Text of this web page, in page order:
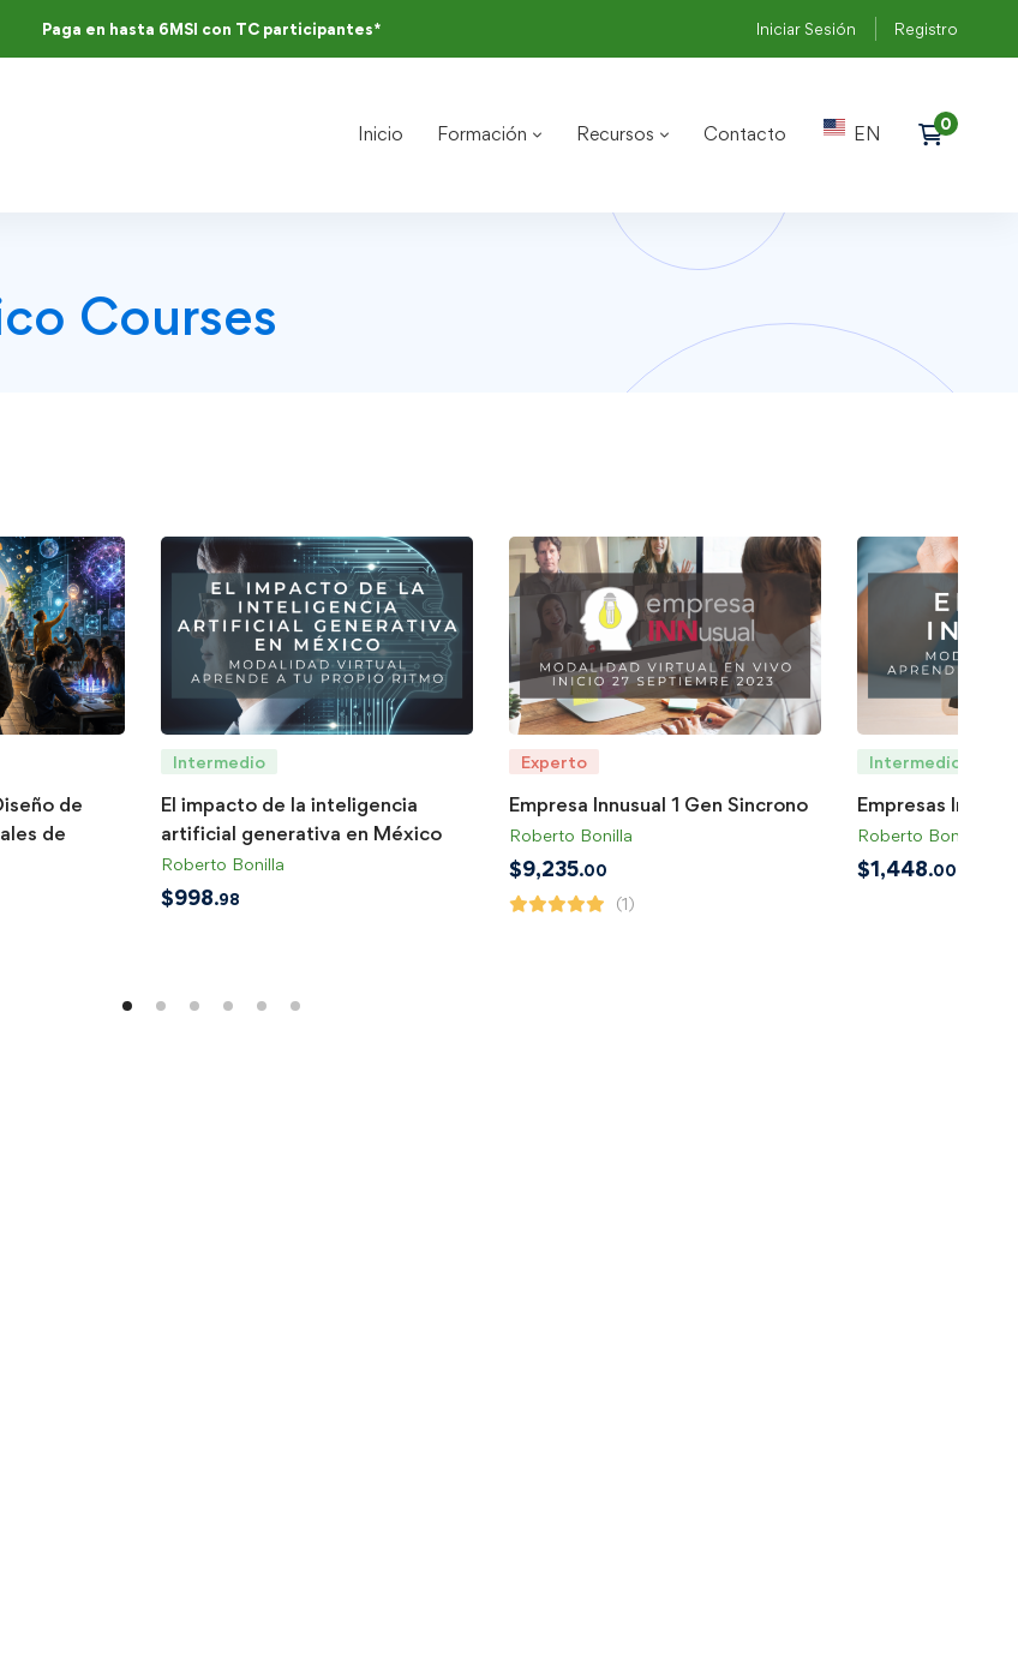
Paga en hasta 6MSI con TC participantes* Iniciar Sesión Registro
Inicio Formación Recursos Contacto EN
Courses
de
de
Intermedio
El impacto de la inteligencia
artificial generativa en México
Roberto Bonilla
$998.98
Experto
Empresa Innusual 1 Gen Sincrono
Roberto Bonilla
$9,235.00
(1)
Intermedio
Empresas
Roberto Bonilla
$1,448.00